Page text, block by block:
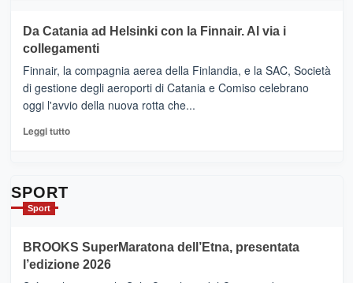
tappe
dell’enoturismo
RANDAZZO
–
Ci
siamo
quasi….
pronti
per
Da Catania ad Helsinki con la Finnair. Al via i
collegamenti
Finnair, la compagnia aerea della Finlandia, e la SAC, Società
di gestione degli aeroporti di Catania e Comiso celebrano
oggi l'avvio della nuova rotta che...
Leggi tuttoLeggi
con
la
SPORT
Sport
BROOKS SuperMaratona dell’Etna, presentata
l’edizione 2026